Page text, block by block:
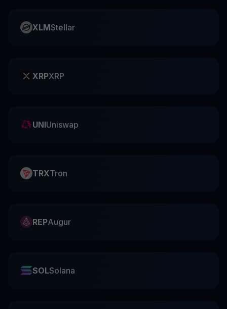
XLMStellar
XRPXRP
UNIUniswap
TRXTron
REPAugur
SOLSolana